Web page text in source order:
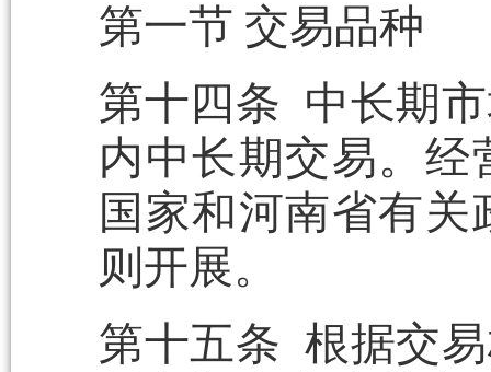
第一节 交易品种
第十四条 中长期
内中长期交易。
国家和河南省有
则开展。
第十五条 根据交